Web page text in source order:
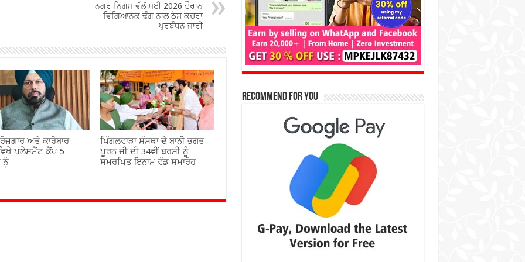
ਨਗਰ ਨਿਗਮ ਵੱਲੋਂ ਮਈ 2026 ਦੌਰਾਨ
ਵਿਗਿਆਨਕ ਢੰਗ ਨਾਲ ਠੋਸ ਕਚਰਾ
ਪ੍ਰਬੰਧਨ ਜਾਰੀ
ਅਤੇ ਕਾਰੋਬਾਰ
ਪਲੇਸਮੈਂਟ ਕੈਂਪ 5
ਨੂੰ
ਪਿੰਗਲਵਾੜਾ ਸੰਸਥਾ ਦੇ ਬਾਨੀ ਭਗਤ
ਪੂਰਨ ਜੀ ਦੀ 34ਵੀਂ ਬਰਸੀ ਨੂੰ
ਸਮਰਪਿਤ ਇਨਾਮ ਵੰਡ ਸਮਾਰੋਹ
Recommend for You